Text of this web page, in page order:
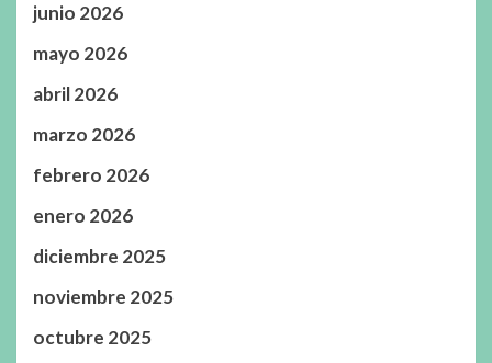
junio 2026
mayo 2026
abril 2026
marzo 2026
febrero 2026
enero 2026
diciembre 2025
noviembre 2025
octubre 2025